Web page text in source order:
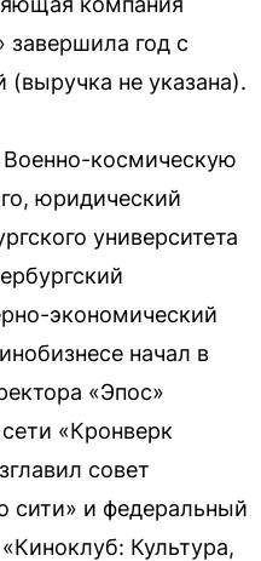
завершила год с
не указана).
космическую
юридический
университета
экономический
начал в
«Эпос»
«Кронверк
совет
сити» и федеральный
Культура,